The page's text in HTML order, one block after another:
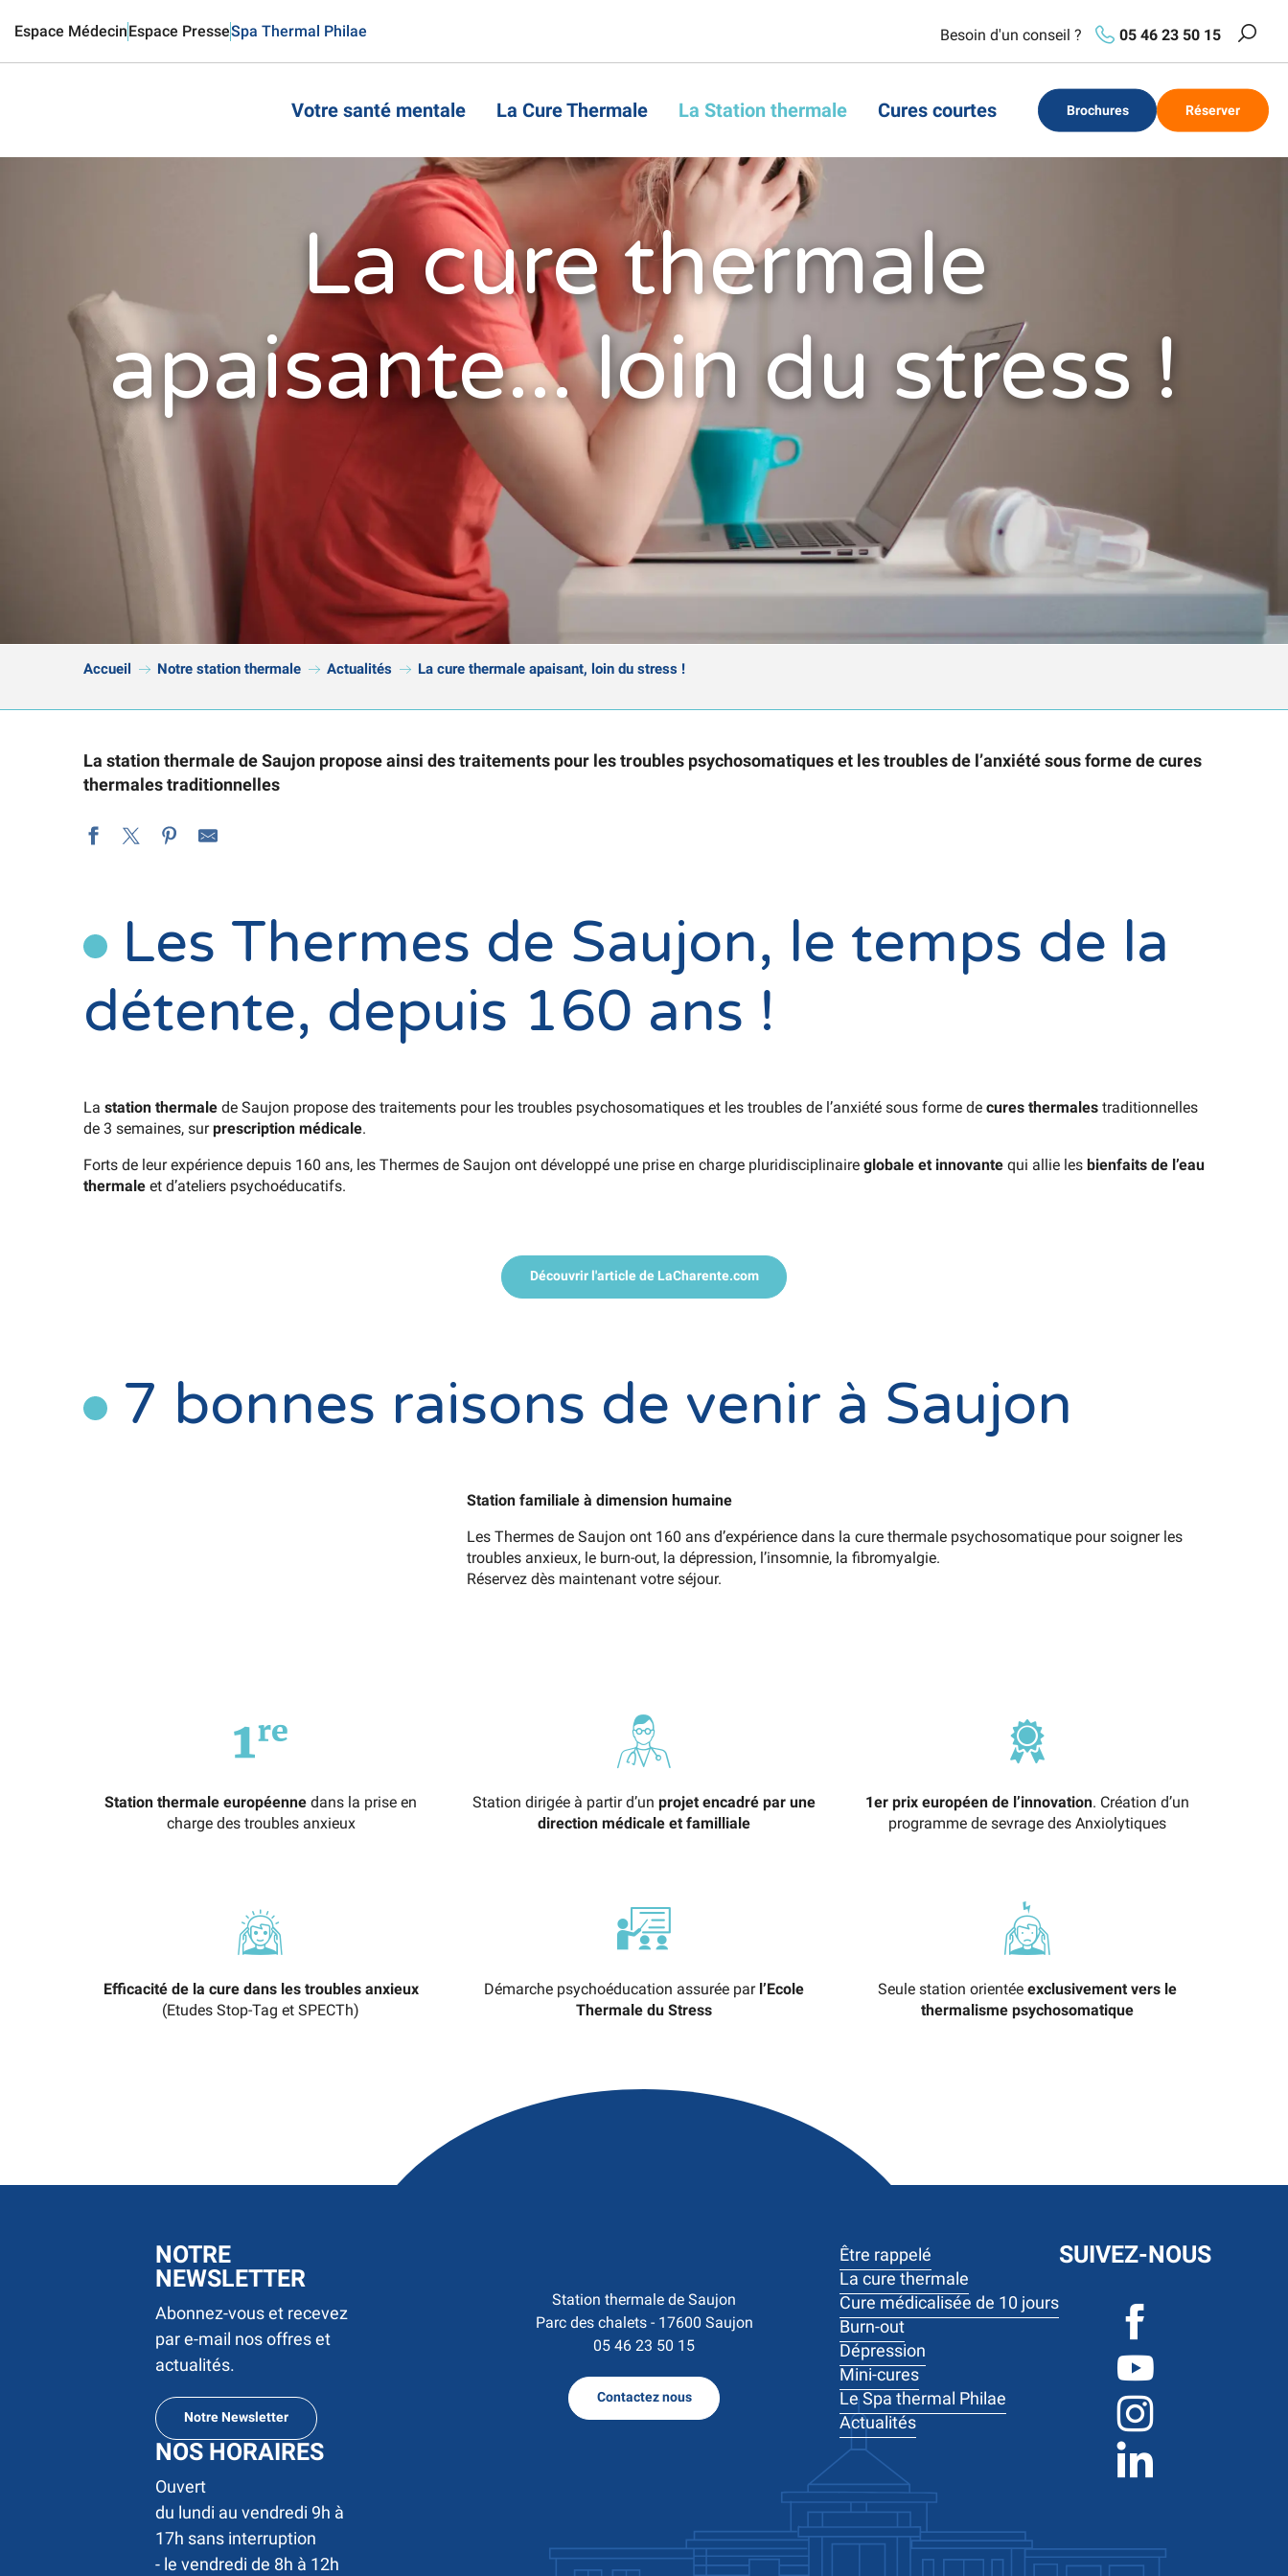
au
Brochures Réserver
Espace MédecinEspace PresseSpa Thermal Philae Besoin d'un conseil ? 05 46 23 50 15
Votre santé mentale La Cure Thermale La Station thermale Cures courtes
La cure thermale
apaisante... loin du stress !
Accueil Notre station thermale Actualités La cure thermale apaisant, loin du stress !
La station thermale de Saujon propose ainsi des traitements pour les troubles psychosomatiques et les troubles de l’anxiété sous forme de cures
thermales traditionnelles
Les Thermes de Saujon, le temps de la
détente, depuis 160 ans !
La station thermale de Saujon propose des traitements pour les troubles psychosomatiques et les troubles de l’anxiété sous forme de cures thermales traditionnelles
de 3 semaines, surprescription médicale.
Forts de leur expérience depuis 160 ans, les Thermes de Saujon ont développé une prise en charge pluridisciplinaire globale et innovante qui allie les bienfaits de l’eau
thermale et d’ateliers psychoéducatifs.
Découvrir l'article de LaCharente.com
7 bonnes raisons de venir à Saujon
Station familiale à dimension humaine
Les Thermes de Saujon ont 160 ans d’expérience dans la cure thermale psychosomatique pour soigner les
troubles anxieux, le burn-out, la dépression, l’insomnie, la fibromyalgie.
Réservez dès maintenant votre séjour.
Station thermale européenne dans la prise en
charge des troubles anxieux
Station dirigée à partir d’un projet encadré par une
direction médicale et familliale
1er prix européen de l’innovation. Création d’un
programme de sevrage des Anxiolytiques
Efficacité de la cure dans les troubles anxieux
(Etudes Stop-Tag et SPECTh)
Démarche psychoéducation assurée par l’Ecole
Thermale du Stress
Seule station orientée exclusivement vers le
thermalisme psychosomatique
NOTRE
NEWSLETTER
Abonnez-vous et recevez
par e-mail nos offres et
actualités.
Notre Newsletter
NOS HORAIRES
Ouvert
du lundi au vendredi 9h à
17h sans interruption
- le vendredi de 8h à 12h
Station thermale de Saujon
Parc des chalets - 17600 Saujon
05 46 23 50 15
Contactez nous
Être rappelé
La cure thermale
Cure médicalisée de 10 jours
Burn-out
Dépression
Mini-cures
Le Spa thermal Philae
Actualités
SUIVEZ-NOUS